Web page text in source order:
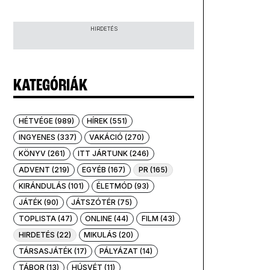
HIRDETÉS
KATEGÓRIÁK
HÉTVÉGE (989)
HÍREK (551)
INGYENES (337)
VAKÁCIÓ (270)
KÖNYV (261)
ITT JÁRTUNK (246)
ADVENT (219)
EGYÉB (167)
PR (165)
KIRÁNDULÁS (101)
ÉLETMÓD (93)
JÁTÉK (90)
JÁTSZÓTÉR (75)
TOPLISTA (47)
ONLINE (44)
FILM (43)
HIRDETÉS (22)
MIKULÁS (20)
TÁRSASJÁTÉK (17)
PÁLYÁZAT (14)
TÁBOR (13)
HÚSVÉT (11)